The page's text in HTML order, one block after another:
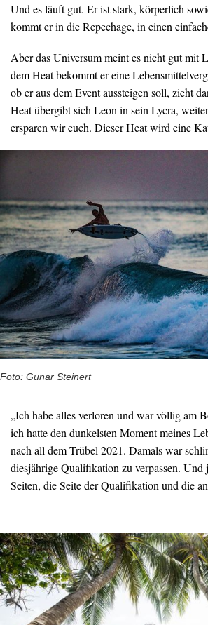
Und es läuft gut. Er ist stark, körperlich
kommt er in die Repechage, in einen
Aber das Universum meint es nicht gut mit
dem Heat bekommt er eine
ob er aus dem Event aussteigen soll, zieht
Heat übergibt sich Leon in sein Lycra,
ersparen wir euch. Dieser Heat wird eine
Foto: Gunar Steinert
„Ich habe alles verloren und war völlig am
ich hatte den dunkelsten Moment meines
nach all dem Trübel 2021. Damals war
diesjährige Qualifikation zu verpassen. Und
Seiten, die Seite der Qualifikation und die